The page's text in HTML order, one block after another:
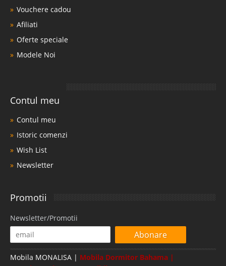
Vouchere cadou
Afiliati
Oferte speciale
Modele Noi
Contul meu
Contul meu
Istoric comenzi
Wish List
Newsletter
Promotii
Newsletter/Promotii
Abonare
Mobila MONALISA | Mobila Dormitor Bahama |